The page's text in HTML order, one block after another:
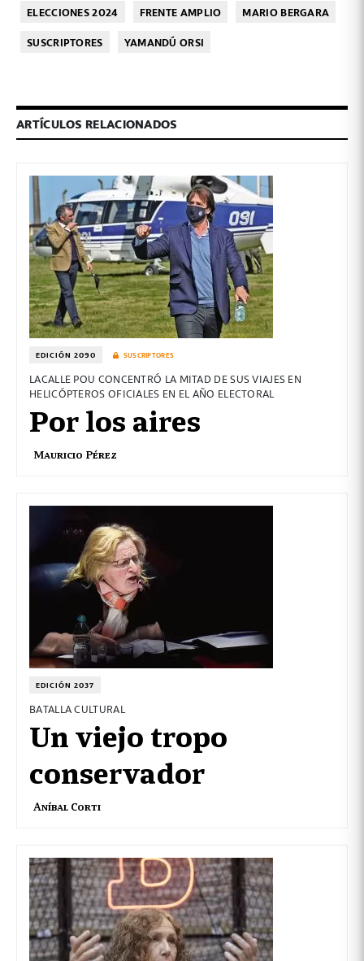
ELECCIONES 2024 FRENTE AMPLIO
MARIO BERGARA
SUSCRIPTORES
YAMANDÚ ORSI
ARTÍCULOS RELACIONADOS
EDICIÓN 2090 SUSCRIPTORES
LACALLE POU CONCENTRÓ LA MITAD DE SUS VIAJES EN
HELICÓPTEROS OFICIALES EN EL AÑO ELECTORAL
Por los aires
Mauricio Pérez
EDICIÓN 2037
BATALLA CULTURAL
Un viejo tropo
conservador
Aníbal Corti